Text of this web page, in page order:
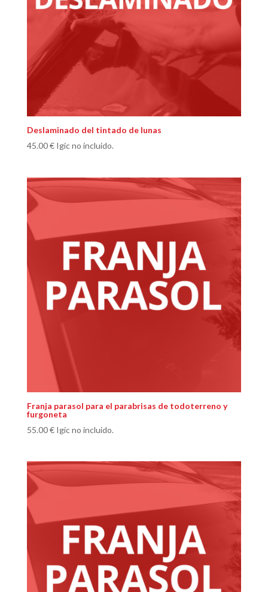
Deslaminado del tintado de lunas
45.00€ Igic no incluido.
Franja parasol para el parabrisas de todoterreno y
furgoneta
55.00€ Igic no incluido.